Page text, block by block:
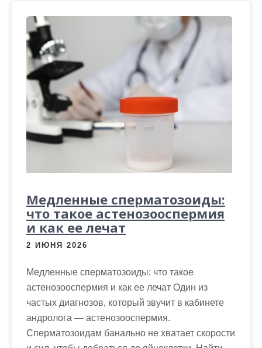
Медленные сперматозоиды:
что такое астенозооспермия
и как ее лечат
2 ИЮНЯ 2026
Медленные сперматозоиды: что такое
астенозооспермия и как ее лечат Один из
частых диагнозов, который звучит в кабинете
андролога — астенозооспермия.
Сперматозоидам банально не хватает скорости